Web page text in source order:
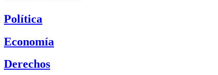
Política
Economía
Derechos